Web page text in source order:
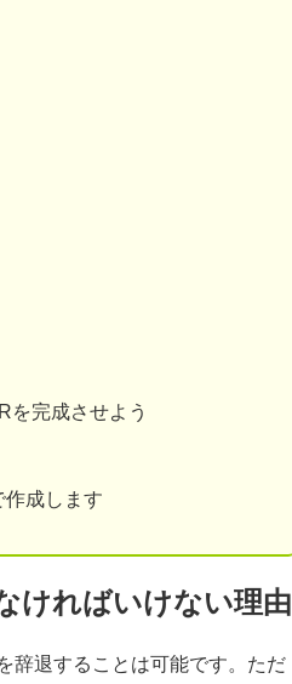
を完成させよう
成します
ければいけない理由
辞退することは可能です。ただ